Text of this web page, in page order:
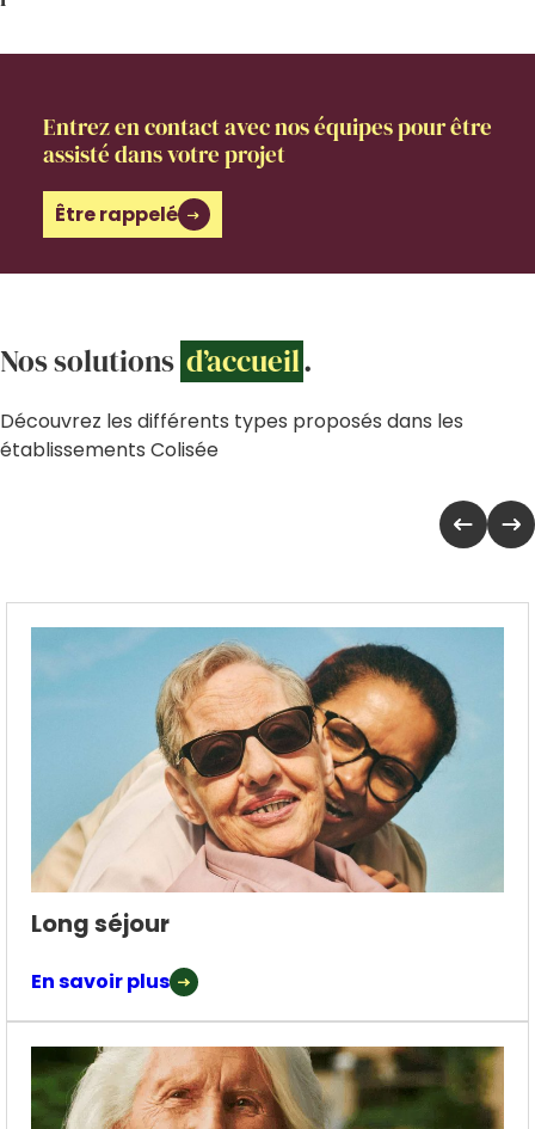
Entrez en contact avec nos équipes pour être
assisté dans votre projet
Être rappelé
Nos solutions d’accueil.
Découvrez les différents types proposés dans les
établissements Colisée
Long séjour
En savoir plus